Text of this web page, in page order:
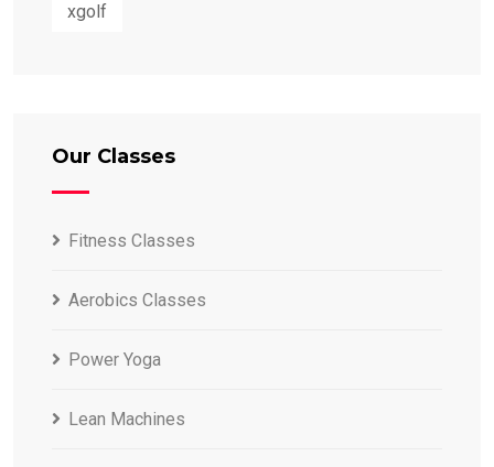
xgolf
Our Classes
Fitness Classes
Aerobics Classes
Power Yoga
Lean Machines